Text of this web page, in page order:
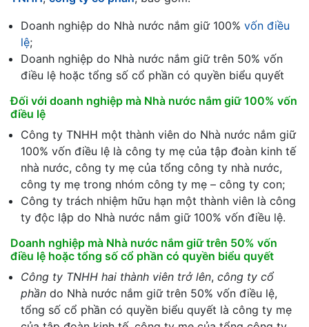
Doanh nghiệp do Nhà nước nắm giữ 100% vốn điều
lệ;
Doanh nghiệp do Nhà nước nắm giữ trên 50% vốn
điều lệ hoặc tổng số cổ phần có quyền biểu quyết
Đối với doanh nghiệp mà Nhà nước nắm giữ 100% vốn
điều lệ
Công ty TNHH một thành viên do Nhà nước nắm giữ
100% vốn điều lệ là công ty mẹ của tập đoàn kinh tế
nhà nước, công ty mẹ của tổng công ty nhà nước,
công ty mẹ trong nhóm công ty mẹ – công ty con;
Công ty trách nhiệm hữu hạn một thành viên là công
ty độc lập do Nhà nước nắm giữ 100% vốn điều lệ.
Doanh nghiệp mà Nhà nước nắm giữ trên 50% vốn
điều lệ hoặc tổng số cổ phần có quyền biểu quyết
Công ty TNHH hai thành viên trở lên, công ty cổ
phần do Nhà nước nắm giữ trên 50% vốn điều lệ,
tổng số cổ phần có quyền biểu quyết là công ty mẹ